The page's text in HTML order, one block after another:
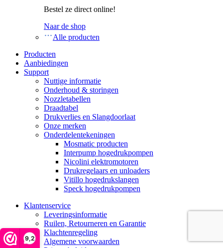
9,2
Bestel ze direct online!
Naar de shop
Alle producten
Producten
Aanbiedingen
Support
Nuttige informatie
Onderhoud & storingen
Nozzletabellen
Draadtabel
Drukverlies en Slangdoorlaat
Onze merken
Onderdelentekeningen
Mosmatic producten
Interpump hogedrukpompen
Nicolini elektromotoren
Drukregelaars en unloaders
Vitillo hogedrukslangen
Speck hogedrukpompen
Klantenservice
Leveringsinformatie
Ruilen, Retourneren en Garantie
Klachtenregeling
Algemene voorwaarden